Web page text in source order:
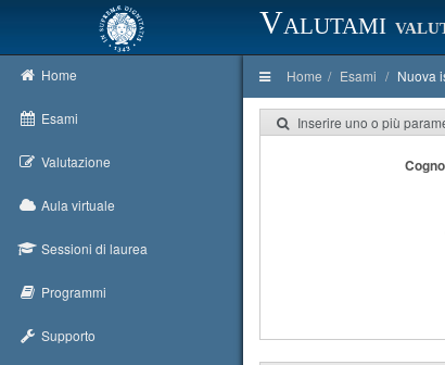
Valutami
Home
Esami
Valutazione
Aula virtuale
Sessioni di laurea
Programmi
Supporto
Home Esami Nuova
Inserire uno o più